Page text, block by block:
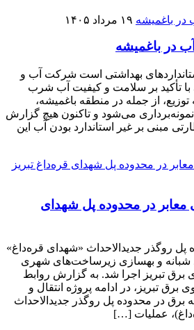
۱۹ مرداد ۱۴۰۵
در باغمیشه
بهداشتی است شرکت آب و
تأکید بر سلامت و کیفیت آب شرب
از جمله در منطقه باغمیشه،
می‌شود و تاکنون هیچ گزارش
مبنی بر غیر استاندارد بودن آب این
معابر در محدوده پل شهدای
پل روگذر جدیدالاحداث «شهدای قره‌داغ»
شبانه و بهسازی زیرساخت‌های شهری
تبریز اجرا شد. به گزارش روابط
تبریز، در ادامه پروژه انتقال و
در محدوده پل روگذر جدیدالاحداث
عملیات […]